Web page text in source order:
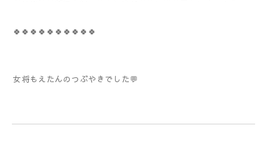
🍀🍀🍀🍀🍀🍀🍀🍀🍀🍀
女将もえたんのつぶやきでした💬